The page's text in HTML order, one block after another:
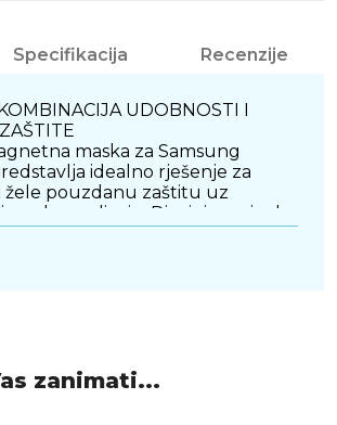
Specifikacija Recenzije
UDOBNOSTI I
maska za Samsung
idealno rješenje za
žele pouzdanu zaštitu uz
moderan dizajn. Dizajnirana je da
bez dodavanja nepotrebne
POVRŠINA ZA SIGURNO
zanimati...